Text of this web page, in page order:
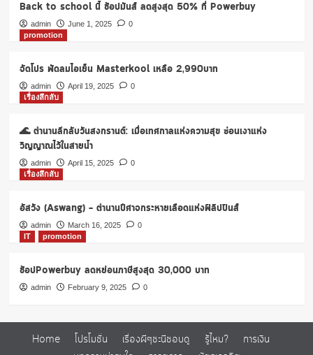
ที่
ใช้
คะแนน
Forever
ได้
สุด
Back to school นี้ ช้อปมันส์ ลดสูงสุด 50% ที่ Powerbuy
admin June 1, 2025
0
promotion
จัดโปร พัดลมไอเย็น Masterkool เหลือ 2,990บาท
admin April 19, 2025
0
เรื่องลึกลับ
🌊 ตำนานลึกลับวันสงกรานต์: เมื่อเทศกาลแห่งความสุข ซ่อนเงาแห่ง
วิญญาณไว้ในสายน้ำ
admin April 15, 2025
0
เรื่องลึกลับ
อัสวัง (Aswang) – ตำนานปีศาจกระหายเลือดแห่งฟิลิปปินส์
admin March 16, 2025
0
IT
promotion
ช้อปPowerbuy ลดหย่อนภาษีสูงสุด 30,000 บาท
admin February 9, 2025 0
Home โปรโมชั่น เรื่องผีๆชะนีชอบดู รู้ไหม?
การเงิน